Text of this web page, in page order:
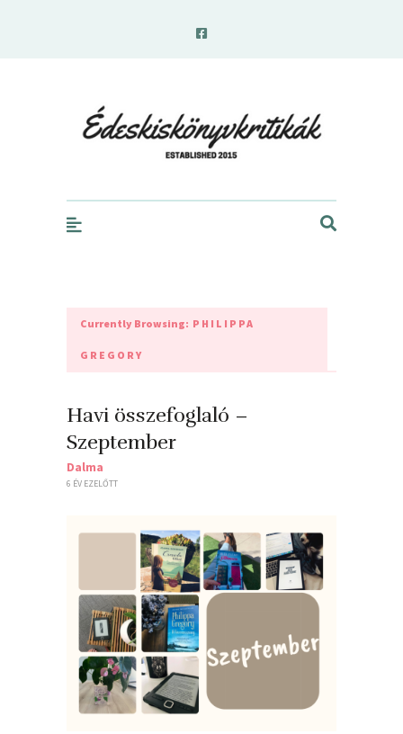
Currently Browsing: PHILIPPA
GREGORY
Havi összefoglaló –
Szeptember
Dalma
6 ÉV EZELŐTT